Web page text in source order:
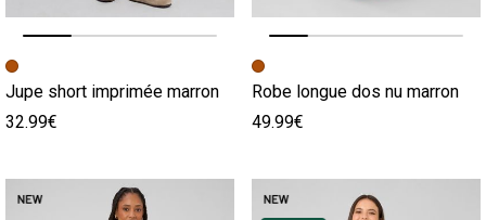
Image précédente
Image suivante
Jupe short imprimée marron
32.99€
Image précédente
Image suivante
Robe longue dos nu marron
49.99€